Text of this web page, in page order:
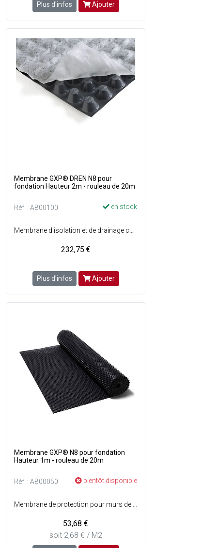
Plus d'infos Ajouter
Membrane GXP® DREN N8 pour
fondation Hauteur 2m - rouleau de 20m
Réf. : AB00100 en stock
232,75 €
Plus d'infos Ajouter
Membrane GXP® N8 pour fondation
Hauteur 1m - rouleau de 20m
Réf. : AB00050 bientôt disponible
53,68 €
soit 2,68 € / M2